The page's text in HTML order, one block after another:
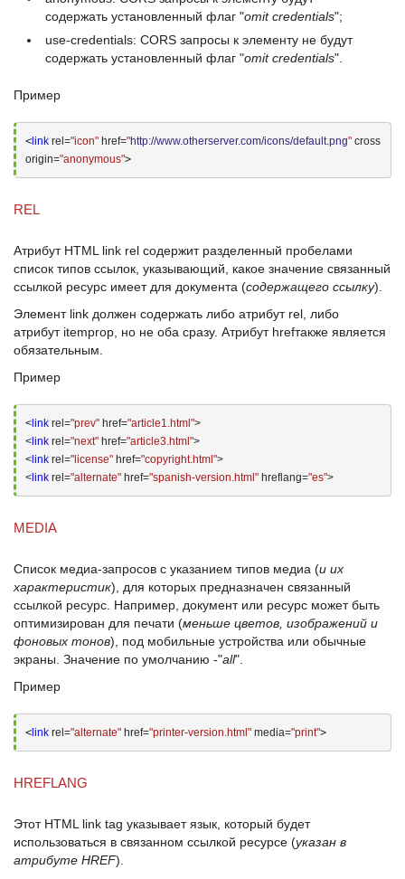
содержать установленный флаг "omit credentials";
use-credentials: CORS запросы к элементу не будут
содержать установленный флаг "omit credentials".
Пример
< link rel="icon" href="http://www.otherserver.com/icons/default.png" cross
origin="anonymous">
REL
Атрибут HTML link rel содержит разделенный пробелами
список типов ссылок, указывающий, какое значение связанный
ссылкой ресурс имеет для документа (содержащего ссылку).
Элемент link должен содержать либо атрибут rel , либо
атрибут itemprop , но не оба сразу. Атрибут hrefтакже является
обязательным.
Пример
< link rel="prev" href="article1.html">
< link rel="next" href="article3.html">
< link rel="license" href="copyright.html">
< link rel="alternate" href="spanish-version.html" hreflang="es">
MEDIA
Список медиа-запросов с указанием типов медиа (и их
характеристик), для которых предназначен связанный
ссылкой ресурс. Например, документ или ресурс может быть
оптимизирован для печати (меньше цветов, изображений и
фоновых тонов), под мобильные устройства или обычные
экраны. Значение по умолчанию -"all".
Пример
< link rel="alternate" href="printer-version.html" media="print">
HREFLANG
Этот HTML link tag указывает язык, который будет
использоваться в связанном ссылкой ресурсе (указан в
атрибуте HREF).